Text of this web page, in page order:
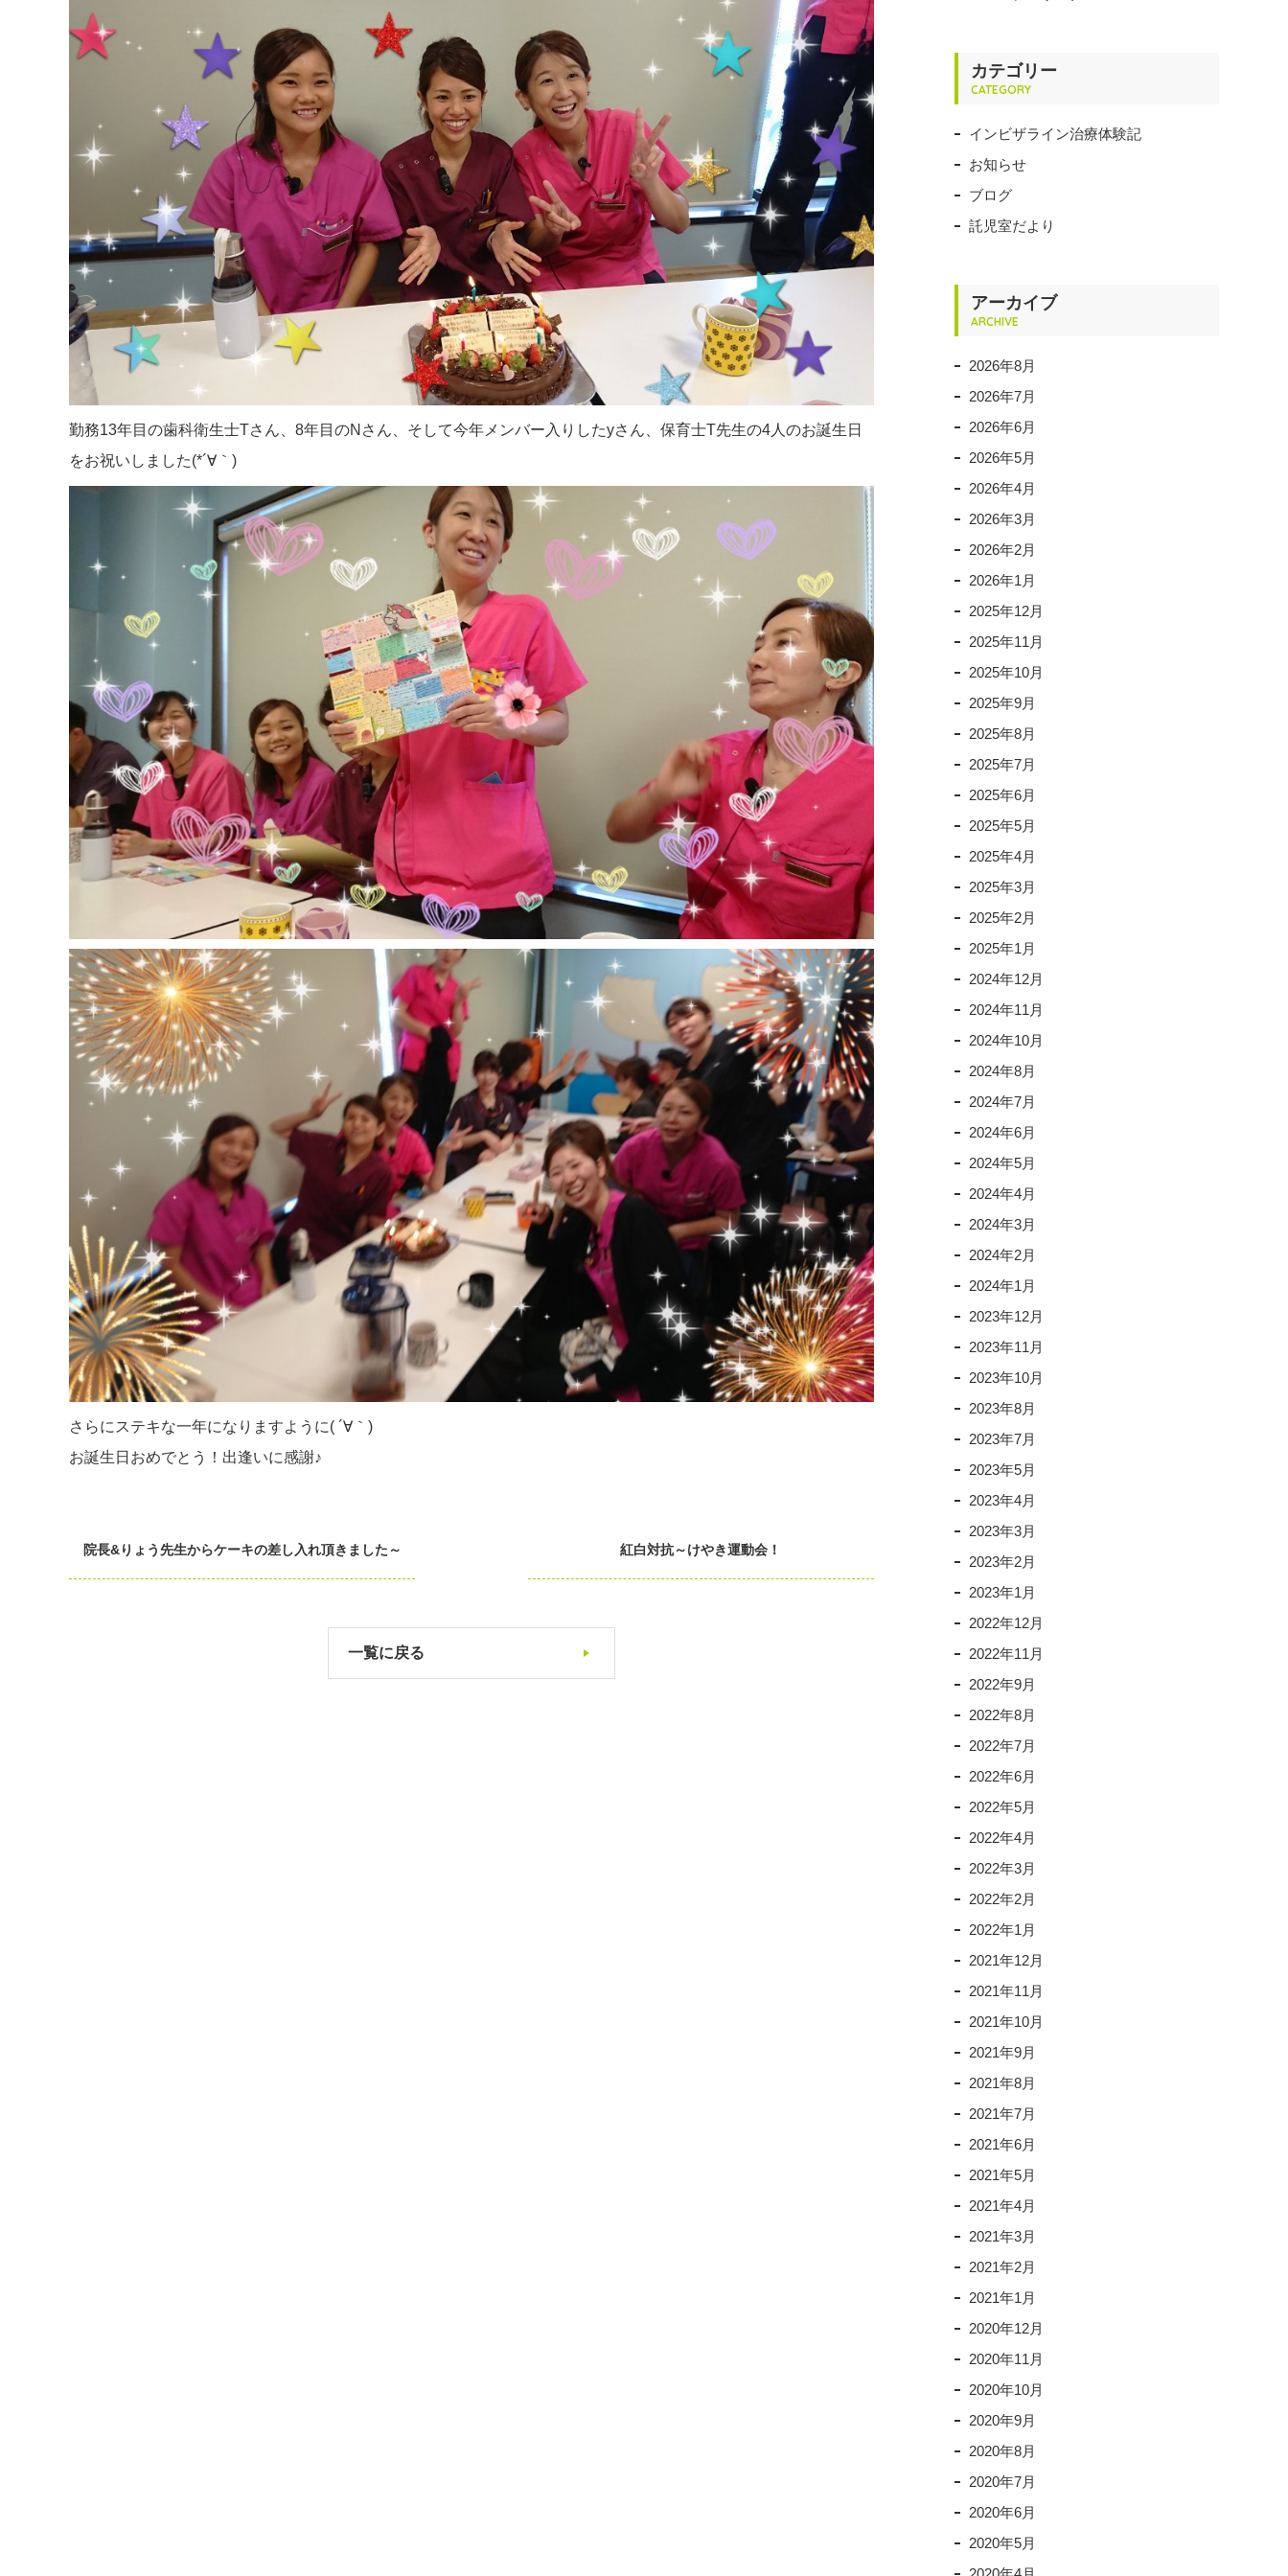
勤務13年目の歯科衛生士Tさん、8年目のNさん、そして今年メンバー入りしたyさん、保育士T先生の4人のお誕生日
をお祝いしました(*´∀｀)
さらにステキな一年になりますように( ´∀｀)
お誕生日おめでとう！出逢いに感謝♪
院長&りょう先生からケーキの差し入れ頂きました～ 紅白対抗～けやき運動会！
一覧に戻る
カテゴリー
CATEGORY
インビザライン治療体験記
お知らせ
ブログ
託児室だより
アーカイブ
ARCHIVE
2026年8月
2026年7月
2026年6月
2026年5月
2026年4月
2026年3月
2026年2月
2026年1月
2025年12月
2025年11月
2025年10月
2025年9月
2025年8月
2025年7月
2025年6月
2025年5月
2025年4月
2025年3月
2025年2月
2025年1月
2024年12月
2024年11月
2024年10月
2024年8月
2024年7月
2024年6月
2024年5月
2024年4月
2024年3月
2024年2月
2024年1月
2023年12月
2023年11月
2023年10月
2023年8月
2023年7月
2023年5月
2023年4月
2023年3月
2023年2月
2023年1月
2022年12月
2022年11月
2022年9月
2022年8月
2022年7月
2022年6月
2022年5月
2022年4月
2022年3月
2022年2月
2022年1月
2021年12月
2021年11月
2021年10月
2021年9月
2021年8月
2021年7月
2021年6月
2021年5月
2021年4月
2021年3月
2021年2月
2021年1月
2020年12月
2020年11月
2020年10月
2020年9月
2020年8月
2020年7月
2020年6月
2020年5月